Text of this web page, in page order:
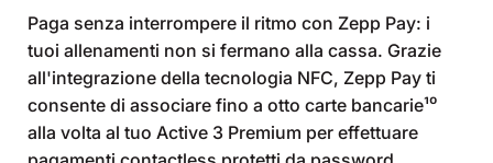
Paga senza interrompere il ritmo con Zepp Pay: i
tuoi allenamenti non si fermano alla cassa. Grazie
all'integrazione della tecnologia NFC, Zepp Pay ti
consente di associare fino a otto carte bancarie¹⁰
alla volta al tuo Active 3 Premium per effettuare